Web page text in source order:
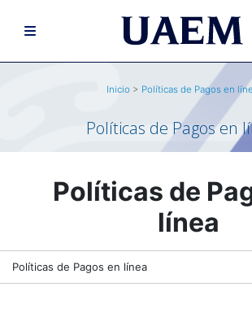
Inicio > Políticas de Pagos en
Políticas de Pagos en
Políticas de
línea
Políticas de Pagos en línea